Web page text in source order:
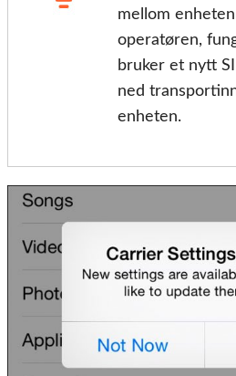
mellom
operatøren,
bruker et nytt
ned
enheten.